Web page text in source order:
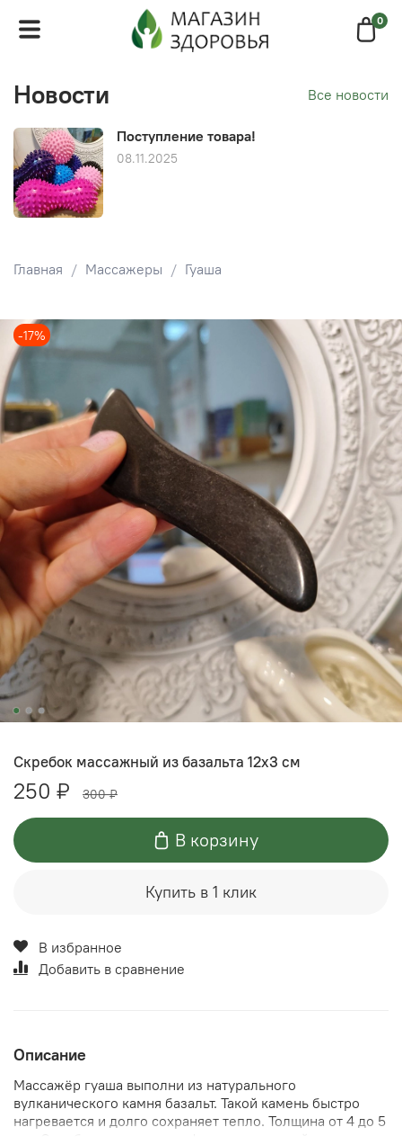
0
Главная Массажеры Гуаша
-17%
Скребок массажный из базальта 12x3 см
250 ₽ 300 ₽
В корзину
Купить в 1 клик
В избранное
Добавить в сравнение
Описание
Массажёр гуаша выполни из натурального
вулканического камня базальт. Такой камень быстро
нагревается и долго сохраняет тепло. Толщина от 4 до 5
Новости Все новости
Поступление товара!
08.11.2025